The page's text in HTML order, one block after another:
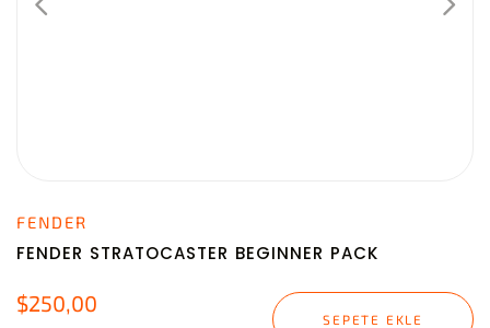
FENDER
FENDER STRATOCASTER BEGINNER PACK
$250,00
SEPETE EKLE